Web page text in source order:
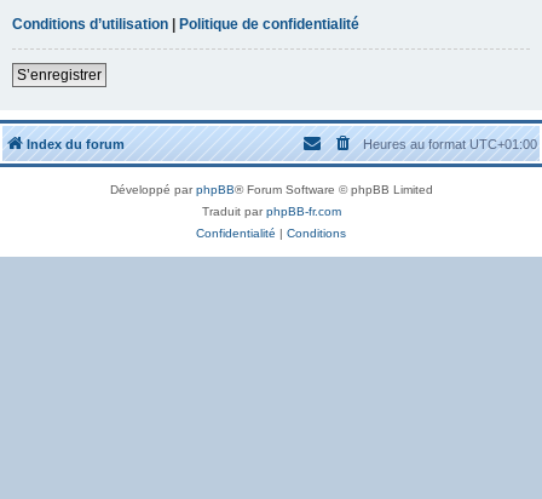
Conditions d’utilisation | Politique de confidentialité
S’enregistrer
Index du forum Heures au formatUTC+01:00
Développé parphpBB® Forum Software © phpBB Limited
Traduit parphpBB-fr.com
Confidentialité | Conditions